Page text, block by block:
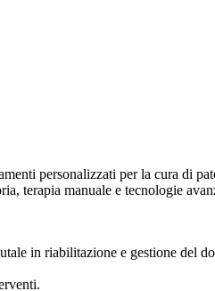
personalizzati per la cura di
terapia manuale e tecnologie
in riabilitazione e gestione del